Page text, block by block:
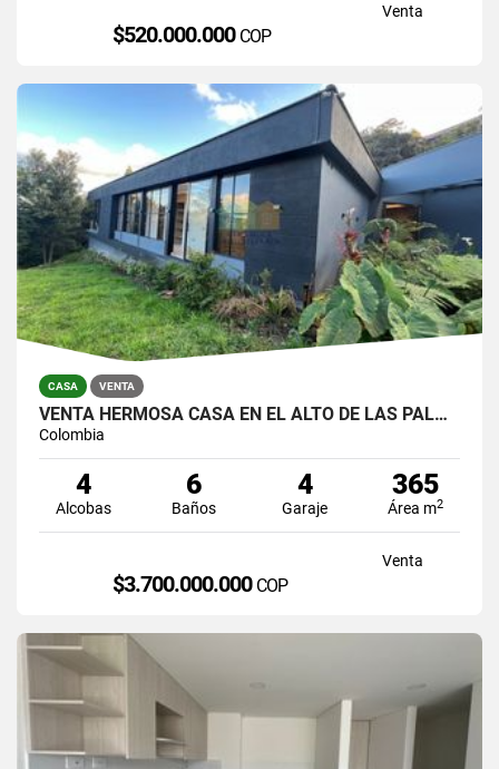
Venta
$520.000.000 COP
CASA VENTA
VENTA HERMOSA CASA EN EL ALTO DE LAS PALMAS, EL POBLADO
Colombia
4
Alcobas
6
Baños
4
Garaje
365
Área m2
Venta
$3.700.000.000 COP